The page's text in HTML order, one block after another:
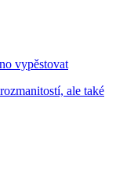
vypěstovat
ale také